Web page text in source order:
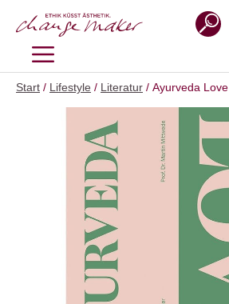
Inhalt
MENÜ
Start / Lifestyle / Literatur / Ayurveda Love